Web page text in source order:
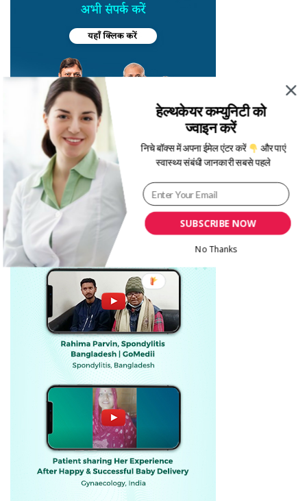
SUBSCRIBE NOW
हेल्थकेयर कम्युनिटी को
ज्वाइन करें
निचे बॉक्स में अपना ईमेल एंटर करें
और पाएं
स्वास्थ्य संबंधी जानकारी सबसे पहले
No Thanks